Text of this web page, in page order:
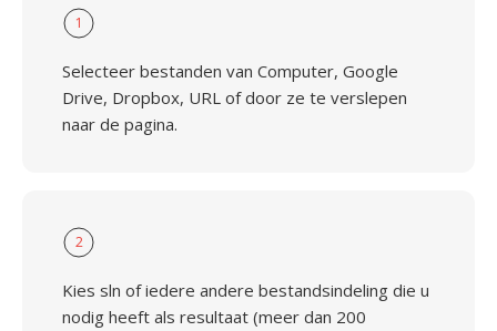
1
Selecteer bestanden van Computer, Google
Drive, Dropbox, URL of door ze te verslepen
naar de pagina.
2
Kies sln of iedere andere bestandsindeling die u
nodig heeft als resultaat (meer dan 200